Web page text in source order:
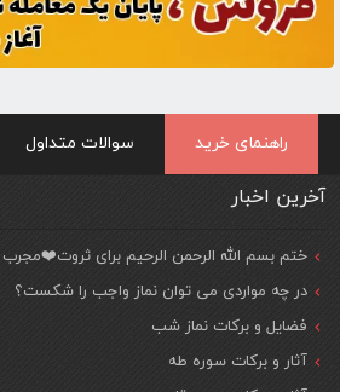
راهنمای خرید سوالات متداول
آخرین اخبار
در چه مواردی می توان نماز واجب را شکست؟
فضایل و برکات نماز شب
آثار و برکات سوره طه